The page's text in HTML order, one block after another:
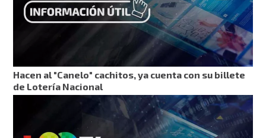
Hacen al "Canelo" cachitos, ya cuenta con su billete
de Lotería Nacional